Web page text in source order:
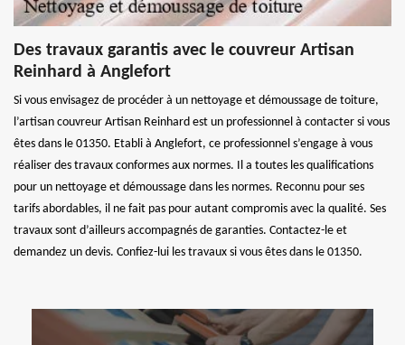
Des travaux garantis avec le couvreur Artisan
Reinhard à Anglefort
Si vous envisagez de procéder à un nettoyage et démoussage de toiture,
l’artisan couvreur Artisan Reinhard est un professionnel à contacter si vous
êtes dans le 01350. Etabli à Anglefort, ce professionnel s’engage à vous
réaliser des travaux conformes aux normes. Il a toutes les qualifications
pour un nettoyage et démoussage dans les normes. Reconnu pour ses
tarifs abordables, il ne fait pas pour autant compromis avec la qualité. Ses
travaux sont d’ailleurs accompagnés de garanties. Contactez-le et
demandez un devis. Confiez-lui les travaux si vous êtes dans le 01350.